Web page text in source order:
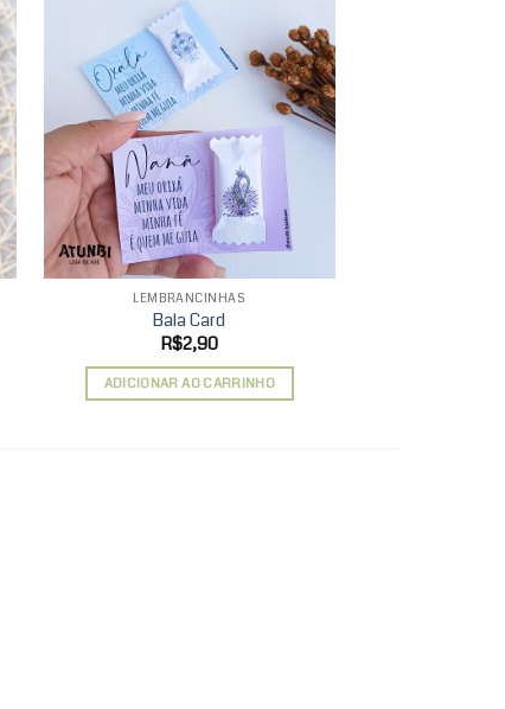
Add to
wishlist
LEMBRANCINHAS
Bala Card
R$2,90
ADICIONAR AO CARRINHO